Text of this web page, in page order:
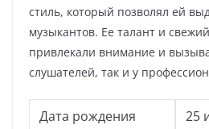
стиль, который позволял ей
музыкантов. Ее талант и
привлекали внимание и
слушателей, так и у
Дата рождения 25